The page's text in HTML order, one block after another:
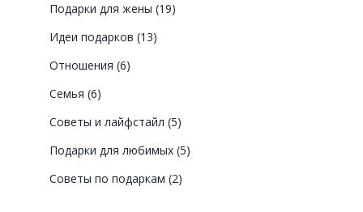
Подарки для жены (19)
Идеи подарков (13)
Отношения (6)
Семья (6)
Советы и лайфстайл (5)
Подарки для любимых (5)
Советы по подаркам (2)